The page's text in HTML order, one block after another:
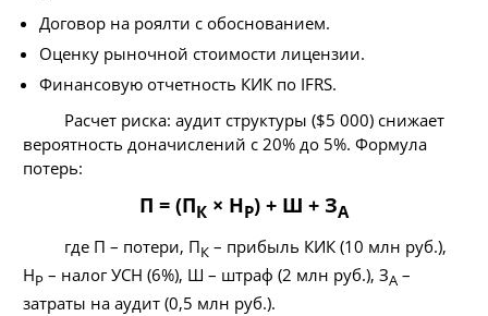
Договор на роялти с обоснованием.
Оценку рыночной стоимости лицензии.
Финансовую отчетность КИК по IFRS.
Расчет риска: аудит структуры ($5 000) снижает
вероятность доначислений с 20% до 5%. Формула
потерь:
П = (ПК × НР) + Ш + ЗА
где П – потери, ПК– прибыль КИК (10 млн руб.),
НР – налог УСН (6%), Ш – штраф (2 млн руб.), ЗА –
затраты на аудит (0,5 млн руб.).